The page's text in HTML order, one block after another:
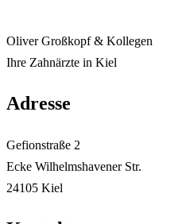
Oliver Großkopf & Kollegen
Ihre Zahnärzte in Kiel
Adresse
Gefionstraße 2
Ecke Wilhelmshavener Str.
24105 Kiel